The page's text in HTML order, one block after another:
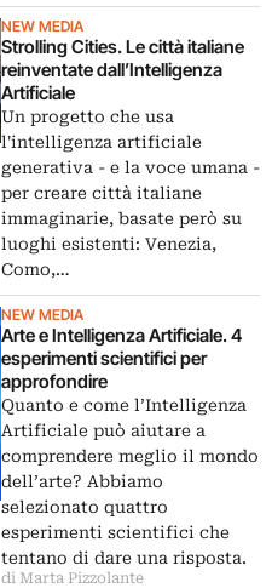
NEW MEDIA
Strolling Cities. Le città italiane
reinventate dall’Intelligenza
Artificiale
Un progetto che usa
l'intelligenza artificiale
generativa - e la voce umana -
per creare città italiane
immaginarie, basate però su
luoghi esistenti: Venezia,
Como,…
NEW MEDIA
Arte e Intelligenza Artificiale. 4
esperimenti scientifici per
approfondire
Quanto e come l’Intelligenza
Artificiale può aiutare a
comprendere meglio il mondo
dell’arte? Abbiamo
selezionato quattro
esperimenti scientifici che
tentano di dare una risposta.
di Marta Pizzolante